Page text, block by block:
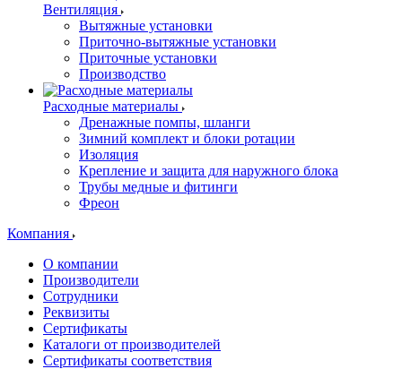
Вентиляция
Вытяжные установки
Приточно-вытяжные установки
Приточные установки
Производство
Расходные материалы
Дренажные помпы, шланги
Зимний комплект и блоки ротации
Изоляция
Крепление и защита для наружного блока
Трубы медные и фитинги
Фреон
Компания
О компании
Производители
Сотрудники
Реквизиты
Сертификаты
Каталоги от производителей
Сертификаты соответствия